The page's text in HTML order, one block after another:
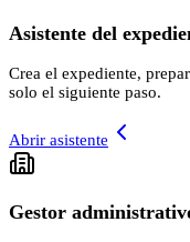
Asistente del
Crea el expediente,
solo el siguiente paso.
Abrir asistente
Gestor